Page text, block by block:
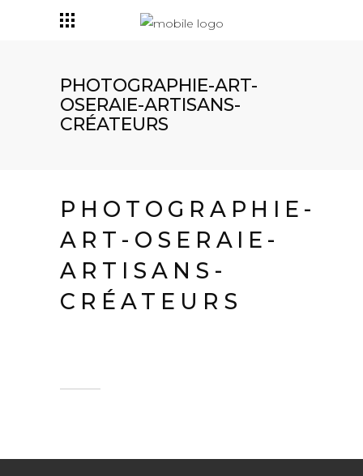
PHOTOGRAPHIE-ART-
OSERAIE-ARTISANS-
CRÉATEURS
PHOTOGRAPHIE-
ART-OSERAIE-
ARTISANS-
CRÉATEURS